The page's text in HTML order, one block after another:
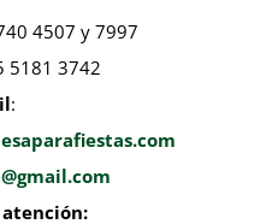
4507 y 7997
5181 3742
: